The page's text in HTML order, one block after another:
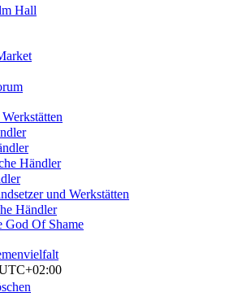
Hall
Händler
und Werkstätten
Händler
God Of Shame